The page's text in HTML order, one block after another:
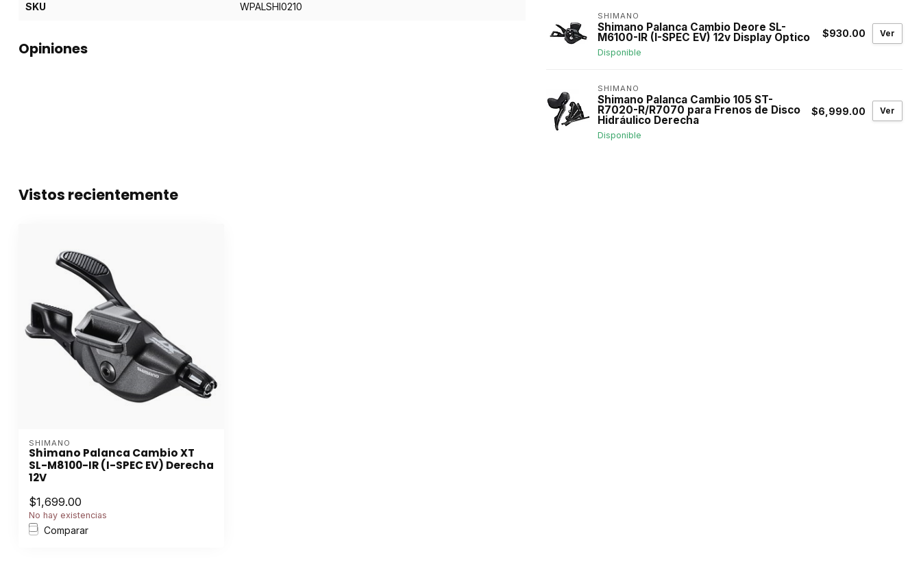
SKU WPALSHI0210
Opiniones
SHIMANO
Shimano Palanca Cambio Deore SL-
M6100-IR (I-SPEC EV) 12v Display Optico
Disponible
$930.00 Ver
SHIMANO
Shimano Palanca Cambio 105 ST-
R7020-R/R7070 para Frenos de Disco
Hidráulico Derecha
Disponible
$6,999.00 Ver
Vistos recientemente
SHIMANO
Shimano Palanca Cambio XT
SL-M8100-IR (I-SPEC EV) Derecha
12V
$1,699.00
No hay existencias
Comparar